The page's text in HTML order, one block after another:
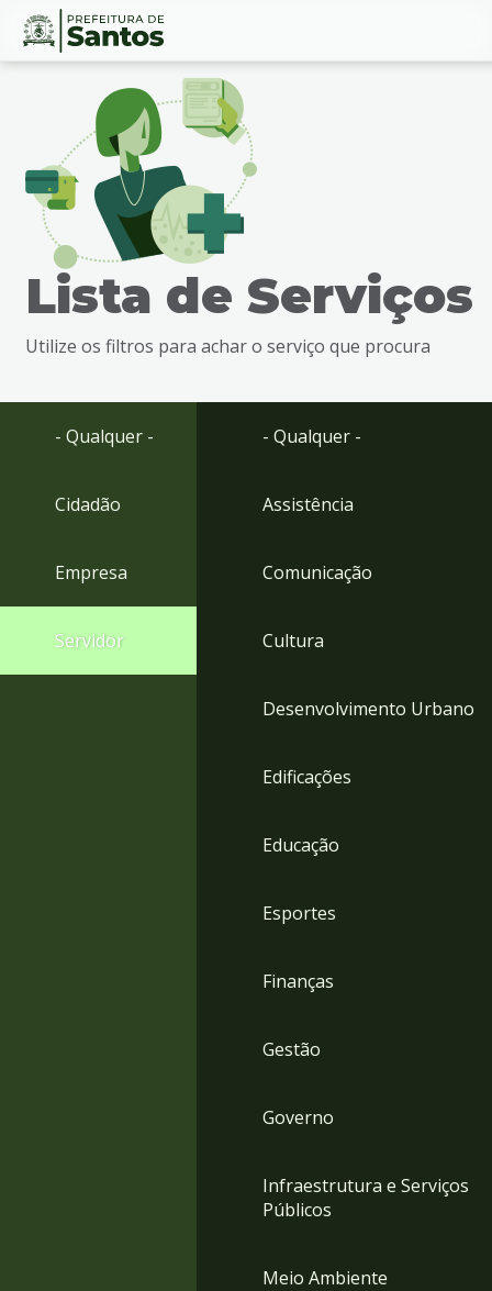
Ir
busca
Ir
Conteúdo
Lista de Serviços
Utilize os filtros para achar o serviço que procura
- Qualquer -
Cidadão
Empresa
Servidor
- Qualquer -
Assistência
Comunicação
Cultura
Desenvolvimento Urbano
Edificações
Educação
Esportes
Finanças
Gestão
Governo
Infraestrutura e Serviços
Públicos
Meio Ambiente